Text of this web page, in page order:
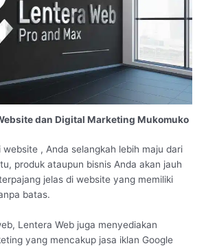
dan Digital Marketing Mukomuko
, Anda selangkah lebih maju dari
produk ataupun bisnis Anda akan jauh
jelas di website yang memiliki
batas.
Lentera Web juga menyediakan
yang mencakup jasa iklan Google